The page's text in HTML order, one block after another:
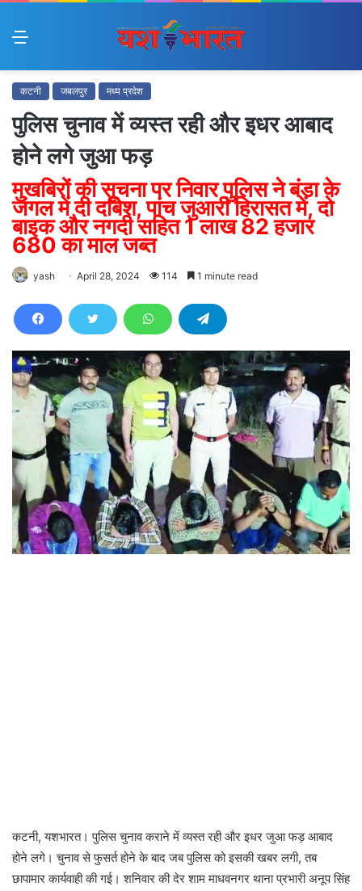
Menu
कटनी जबलपुर मध्य प्रदेश
पुलिस चुनाव में व्यस्त रही और इधर आबाद
होने लगे जुआ फड़
मुखबिरों की सूचना पर निवार पुलिस ने बंडा के
जंगल में दी दबिश, पांच जुआरी हिरासत में, दो
बाइक और नगदी सहित 1 लाख 82 हजार
680 का माल जब्त
yash April 28, 2024 114 1 minute read
कटनी, यशभारत। पुलिस चुनाव कराने में व्यस्त रही और इधर जुआ फड़ आबाद
होने लगे। चुनाव से फुसर्त होने के बाद जब पुलिस को इसकी खबर लगी, तब
छापामार कार्यवाही की गई। शनिवार की देर शाम माधवनगर थाना प्रभारी अनूप सिंह